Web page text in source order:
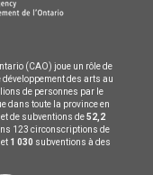
(CAO) joue un rôle de
des arts au
de personnes par le
dans toute la province en
de subventions de52,2
123 circonscriptions de
1 030 subventions à des